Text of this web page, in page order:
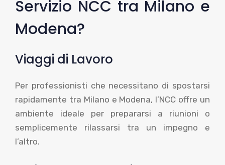
Servizio NCC tra Milano e
Modena?
Viaggi di Lavoro
Per professionisti che necessitano di spostarsi
rapidamente tra Milano e Modena, l’NCC offre un
ambiente ideale per prepararsi a riunioni o
semplicemente rilassarsi tra un impegno e
l’altro.